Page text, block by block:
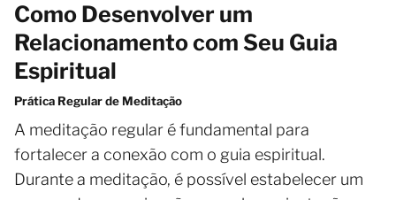
Como Desenvolver um
Relacionamento com Seu Guia
Espiritual
Prática Regular de Meditação
A meditação regular é fundamental para
fortalecer a conexão com o guia espiritual.
Durante a meditação, é possível estabelecer um